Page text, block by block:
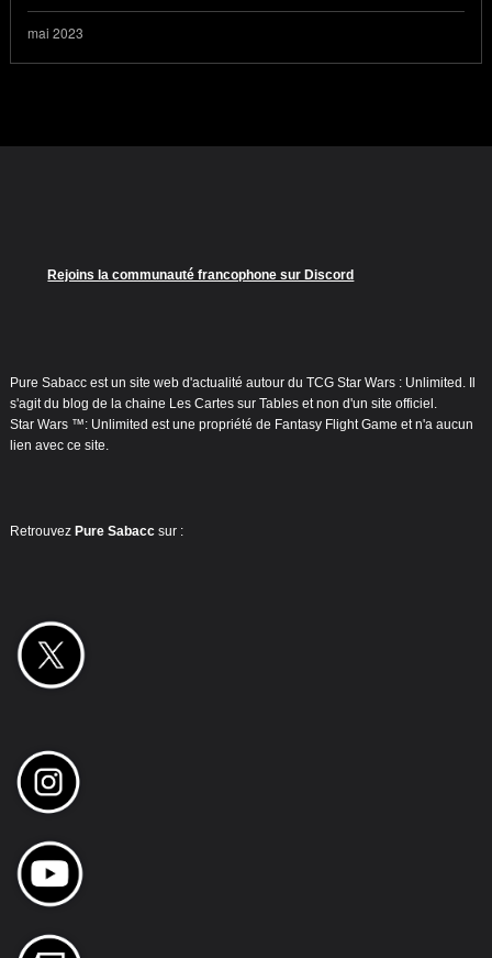
mai 2023
Rejoins la communauté francophone sur Discord
Pure Sabacc est un site web d'actualité autour du TCG Star Wars : Unlimited. Il
s'agit du blog de la chaine Les Cartes sur Tables et non d'un site officiel.
Star Wars ™: Unlimited est une propriété de Fantasy Flight Game et n'a aucun
lien avec ce site.
Retrouvez Pure Sabacc sur :